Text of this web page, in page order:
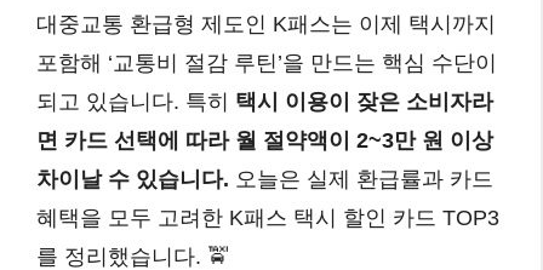
대중교통 환급형 제도인 K패스는 이제 택시까지
포함해 ‘교통비 절감 루틴’을 만드는 핵심 수단이
되고 있습니다. 특히 택시 이용이 잦은 소비자라
면 카드 선택에 따라 월 절약액이 2~3만 원 이상
차이날 수 있습니다. 오늘은 실제 환급률과 카드
혜택을 모두 고려한 K패스 택시 할인 카드 TOP3
를 정리했습니다. 🚖